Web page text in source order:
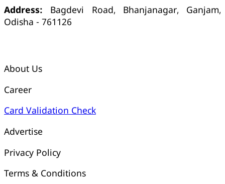
Address: Bagdevi Road, Bhanjanagar, Ganjam,
Odisha - 761126
About Us
Career
Card Validation Check
Advertise
Privacy Policy
Terms & Conditions